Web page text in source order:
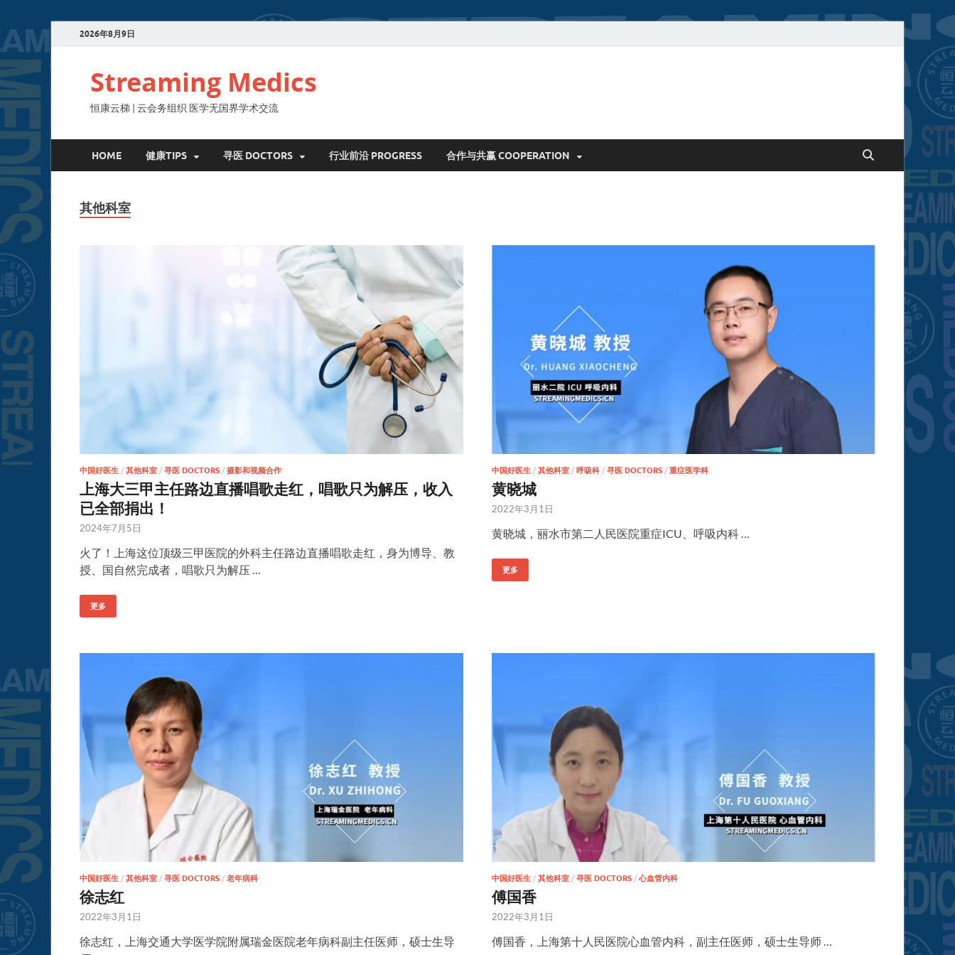
2026年8月9日
Streaming Medics
恒康云梯 | 云会务组织 医学无国界学术交流
HOME 健康TIPS 寻医 DOCTORS 行业前沿 PROGRESS 合作与共赢 COOPERATION
其他科室
中国好医生 / 其他科室 / 寻医 DOCTORS / 摄影和视频合作
上海大三甲主任路边直播唱歌走红，唱歌只为解压，收入
已全部捐出！
2024年7月5日
火了！上海这位顶级三甲医院的外科主任路边直播唱歌走红，身为博导、教
授、国自然完成者，唱歌只为解压 …
更多
中国好医生/ 其他科室/ 呼吸科/ 寻医 DOCTORS/ 重症医学科
黄晓城
2022年3月1日
黄晓城，丽水市第二人民医院重症ICU、呼吸内科 …
更多
中国好医生 / 其他科室 / 寻医 DOCTORS / 老年病科
徐志红
2022年3月1日
徐志红，上海交通大学医学院附属瑞金医院老年病科副主任医师，硕士生导
中国好医生/ 其他科室/ 寻医 DOCTORS/ 心血管内科
傅国香
2022年3月1日
傅国香，上海第十人民医院心血管内科，副主任医师，硕士生导师 …